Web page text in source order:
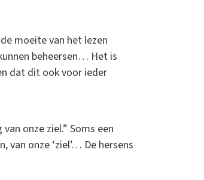
moeite van het lezen
beheersen… Het is
dat dit ook voor ieder
onze ziel.” Soms een
onze ‘ziel’… De hersens